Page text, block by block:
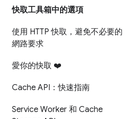
快取工具箱中的選項
使用 HTTP 快取，避免不必要的
網路要求
愛你的快取 ❤️
Cache API：快速指南
Service Worker 和 Cache